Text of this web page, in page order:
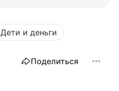
Дети и деньги
Поделиться